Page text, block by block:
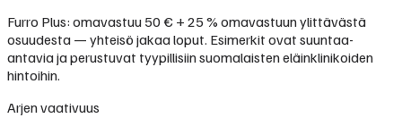
Furro Plus: omavastuu 50 € + 25 % omavastuun ylittävästä
osuudesta — yhteisö jakaa loput. Esimerkit ovat suuntaa-
antavia ja perustuvat tyypillisiin suomalaisten eläinklinikoiden
hintoihin.
Arjen vaativuus